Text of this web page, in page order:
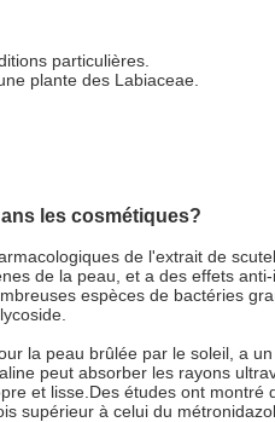
particulières.
plante des Labiaceae.
les cosmétiques?
de l'extrait de
de la peau, et a des effets
espèces de bactéries
la peau brûlée par le soleil, a
peut absorber les rayons
et lisse.Des études ont montré
supérieur à celui du